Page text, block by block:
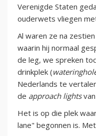
Verenigde Staten
ouderwets vliegen
Al waren ze na
waarin hij normaal
de leg, we spreken
drinkplek (
Nederlands te
de approach lightsvan
Het is op die plek
lane" begonnen is.